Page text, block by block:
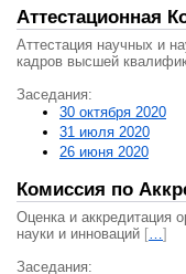
Аттестационная
Аттестация научных и
кадров высшей
Заседания:
30 октября 2020
31 июля 2020
26 июня 2020
Комиссия по
Оценка и аккредитация
науки и инноваций […]
Заседания: